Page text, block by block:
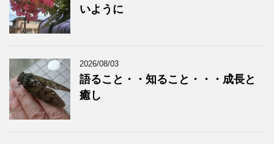
いように
2026/08/03
語ること・・知ること・・・成長と
癒し